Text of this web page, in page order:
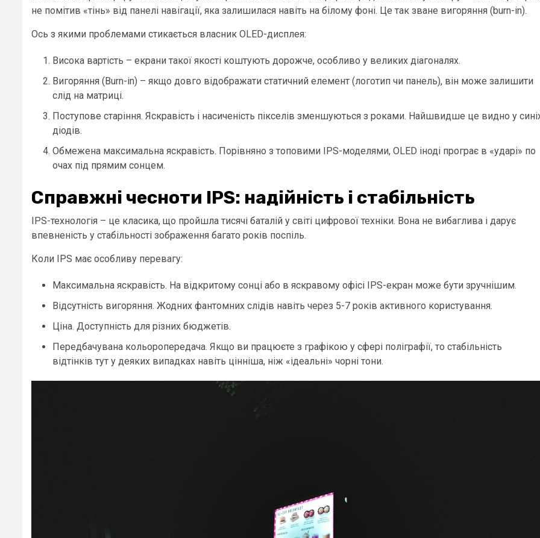
не помітив «тінь» від панелі навігації, яка залишилася навіть на білому фоні. Це так зване вигоряння (burn-in).
Ось з якими проблемами стикається власник OLED-дисплея:
Висока вартість – екрани такої якості коштують дорожче, особливо у великих діагоналях.
Вигоряння (Burn-in) – якщо довго відображати статичний елемент (логотип чи панель), він може залишити
слід на матриці.
Поступове старіння. Яскравість і насиченість пікселів зменшуються з роками. Найшвидше це видно у
діодів.
Обмежена максимальна яскравість. Порівняно з топовими IPS-моделями, OLED іноді програє в «ударі» по
очах під прямим сонцем.
Справжні чесноти IPS: надійність і стабільність
IPS-технологія – це класика, що пройшла тисячі баталій у світі цифрової техніки. Вона не вибаглива і дарує
впевненість у стабільності зображення багато років поспіль.
Коли IPS має особливу перевагу:
Максимальна яскравість. На відкритому сонці або в яскравому офісі IPS-екран може бути зручнішим.
Відсутність вигоряння. Жодних фантомних слідів навіть через 5-7 років активного користування.
Ціна. Доступність для різних бюджетів.
Передбачувана кольоропередача. Якщо ви працюєте з графікою у сфері поліграфії, то стабільність
відтінків тут у деяких випадках навіть цінніша, ніж «ідеальні» чорні тони.